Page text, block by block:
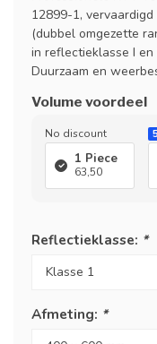
12899-1,
(dubbel omgezette
in reflectieklasse I en
Duurzaam en
Volume voordeel
No discount
1 Piece
63,50
Reflectieklasse: *
Afmeting: *